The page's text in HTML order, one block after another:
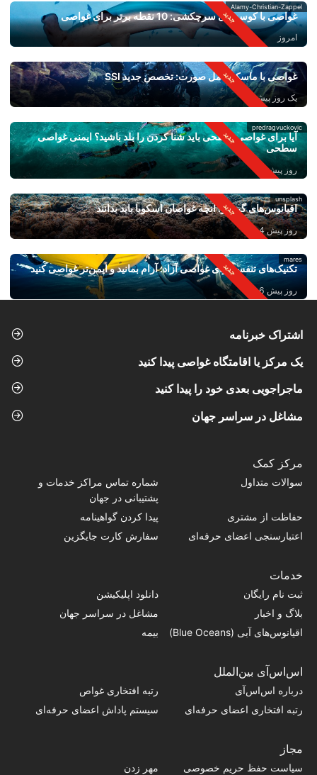
Alamy-Christian-Zappel
غواصی با کوسه‌های سرچکشی: 10 نقطه برتر برای غواصی
امروز
غواصی با ماسک کامل صورت: تخصص جدید SSI
یک روز پیش
predragvuckovic
آیا برای غواصی سطحی باید شنا کردن را بلد باشید؟ ایمنی غواصی
سطحی
روز پیش 2
unsplash
اقیانوس‌های گرم‌تر: آنچه غواصان اسکوبا باید بدانند
روز پیش 4
mares
تکنیک‌های تنفس برای غواصی آزاد: آرام بمانید و ایمن‌تر غواصی کنید
روز پیش 6
اشتراک خبرنامه
یک مرکز یا اقامتگاه غواصی پیدا کنید
ماجراجویی بعدی خود را پیدا کنید
مشاغل در سراسر جهان
مرکز کمک
سوالات متداول
شماره تماس‌ مراکز خدمات و
پشتیبانی در جهان
حفاظت از مشتری
پیدا کردن گواهینامه
اعتبارسنجی اعضای حرفه‌ای
سفارش کارت جایگزین
خدمات
ثبت نام رایگان
دانلود اپلیکیشن
بلاگ و اخبار
مشاغل در سراسر جهان
اقیانوس‌های آبی (Blue Oceans)
بیمه
اس‌اس‌آی بین‌الملل
درباره اس‌اس‌آی
رتبه افتخاری غواص
رتبه افتخاری اعضای حرفه‌ای
سیستم پاداش اعضای حرفه‌ای
مجاز
سیاست حفظ حریم خصوصی مهر زدن